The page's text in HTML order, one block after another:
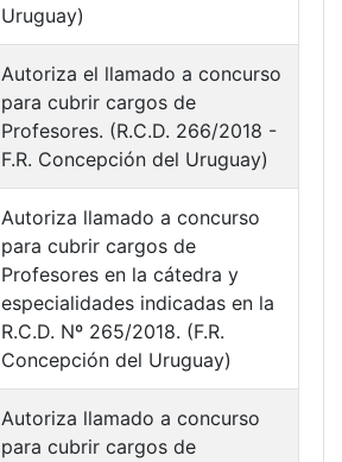
Uruguay)
Autoriza el llamado a concurso
para cubrir cargos de
Profesores. (R.C.D. 266/2018 -
F.R. Concepción del Uruguay)
Autoriza llamado a concurso
para cubrir cargos de
Profesores en la cátedra y
especialidades indicadas en la
R.C.D. Nº 265/2018. (F.R.
Concepción del Uruguay)
Autoriza llamado a concurso
para cubrir cargos de